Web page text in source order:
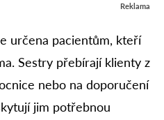
Reklama
určena pacientům, kteří
Sestry přebírají klienty z
nebo na doporučení
jim potřebnou